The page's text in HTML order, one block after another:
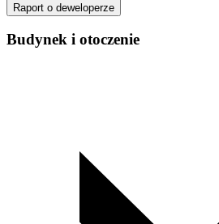
Raport o deweloperze
Budynek i otoczenie